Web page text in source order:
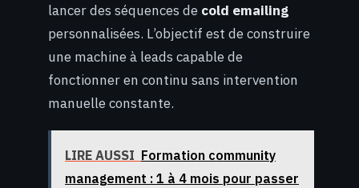
lancer des séquences de cold emailing
personnalisées. L’objectif est de construire
une machine à leads capable de
fonctionner en continu sans intervention
manuelle constante.
LIRE AUSSI Formation community
management : 1 à 4 mois pour passer